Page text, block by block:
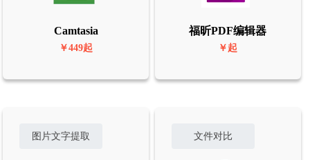
Camtasia
￥449起
福昕PDF编辑器
￥起
图片文字提取 文件对比